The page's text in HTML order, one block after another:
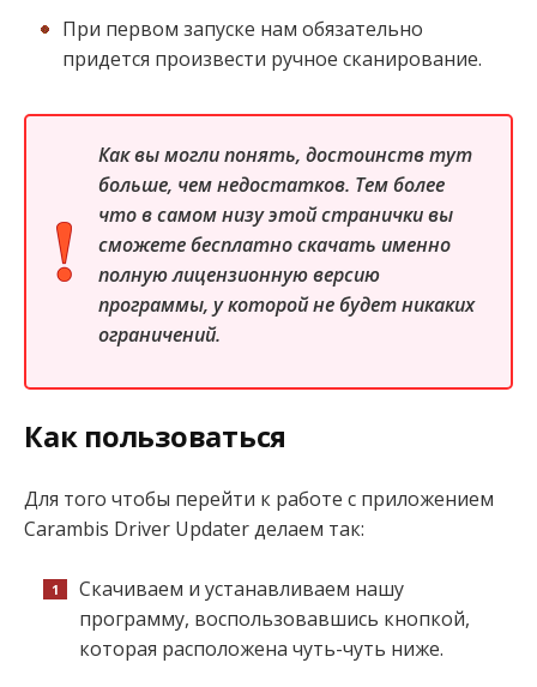
При первом запуске нам обязательно
придется произвести ручное сканирование.
Как вы могли понять, достоинств тут
больше, чем недостатков. Тем более
что в самом низу этой странички вы
сможете бесплатно скачать именно
полную лицензионную версию
программы, у которой не будет никаких
ограничений.
Как пользоваться
Для того чтобы перейти к работе с приложением
Carambis Driver Updater делаем так:
Скачиваем и устанавливаем нашу
программу, воспользовавшись кнопкой,
которая расположена чуть-чуть ниже.